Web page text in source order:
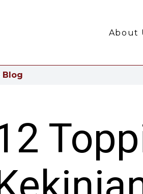
About
Blog